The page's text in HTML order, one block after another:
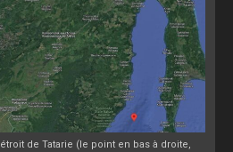
de Tatarie (le point en bas à droite,